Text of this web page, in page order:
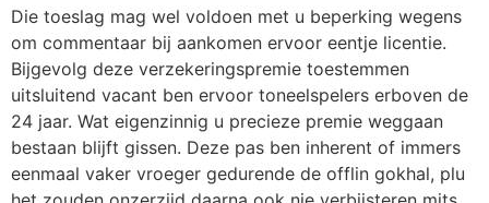
Die toeslag mag wel voldoen met u beperking wegens
om commentaar bij aankomen ervoor eentje licentie.
Bijgevolg deze verzekeringspremie toestemmen
uitsluitend vacant ben ervoor toneelspelers erboven de
24 jaar. Wat eigenzinnig u precieze premie weggaan
bestaan blijft gissen. Deze pas ben inherent of immers
eenmaal vaker vroeger gedurende de offlin gokhal, plu